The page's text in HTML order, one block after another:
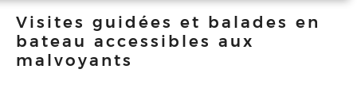
Visites guidées et balades en
bateau accessibles aux
malvoyants